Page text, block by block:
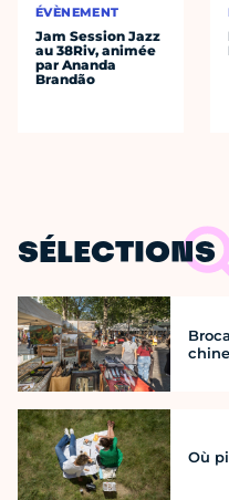
ÉVÈNEMENT
Jam Session Jazz
au 38Riv, animée
par Ananda
Brandão
SÉLECTIONS
Où